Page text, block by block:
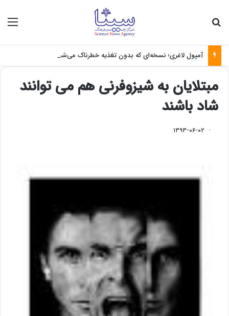
آمپول لاغری؛ نسخه‌ای که بدون تغذیه خطرناک می‌شود
مبتلایان به شیزوفرنی هم می توانند
شاد باشند
۱۳۹۳-۰۶-۰۲